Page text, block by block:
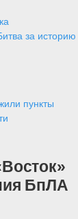
за историю
пункты
БпЛА